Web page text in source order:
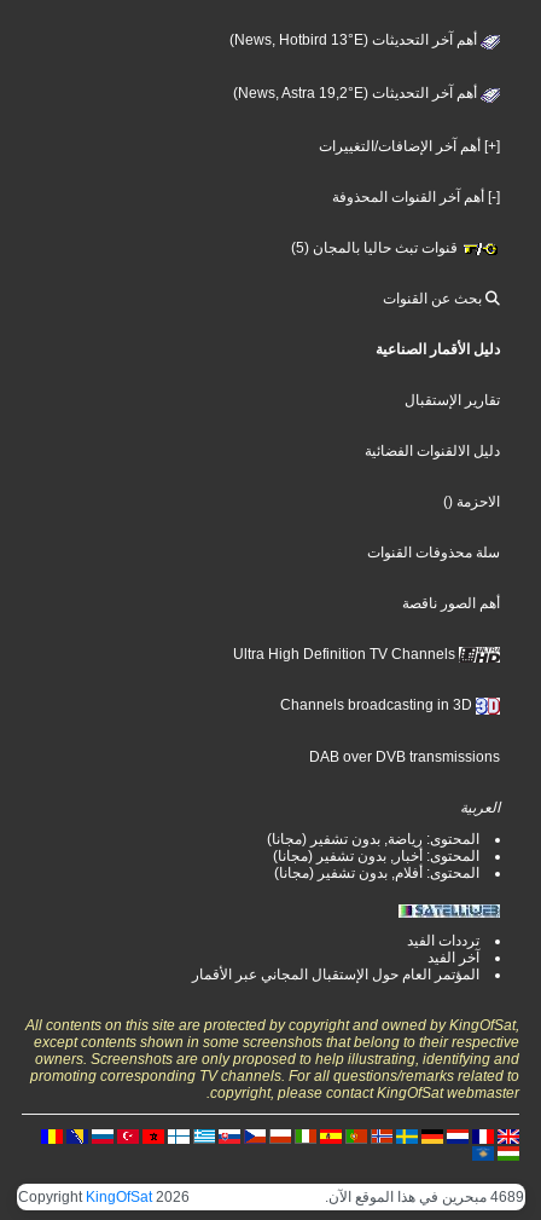
أهم آخر التحديثات (News, Hotbird 13°E)
أهم آخر التحديثات (News, Astra 19,2°E)
[+] أهم آخر الإضافات/التغييرات
[-] أهم آخر القنوات المحذوفة
قنوات تبث حاليا بالمجان (5)
بحث عن القنوات
دليل الأقمار الصناعية
تقارير الإستقبال
دليل الالقنوات الفضائية
الاحزمة ()
سلة محذوفات القنوات
أهم الصور ناقصة
Ultra High Definition TV Channels
DAB over DVB transmissions
العربية
المحتوى: رياضة, بدون تشفير (مجانا)
المحتوى: أخبار, بدون تشفير (مجانا)
المحتوى: أفلام, بدون تشفير (مجانا)
ترددات الفيد
آخر الفيد
المؤتمر العام حول الإستقبال المجاني عبر الأقمار
All contents on this site are protected by copyright and owned by KingOfSat,
except contents shown in some screenshots that belong to their respective
owners. Screenshots are only proposed to help illustrating, identifying and
promoting corresponding TV channels. For all questions/remarks related to
copyright, please contact KingOfSat webmaster.
4689 مبحرين في هذا الموقع الآن. Copyright KingOfSat2026